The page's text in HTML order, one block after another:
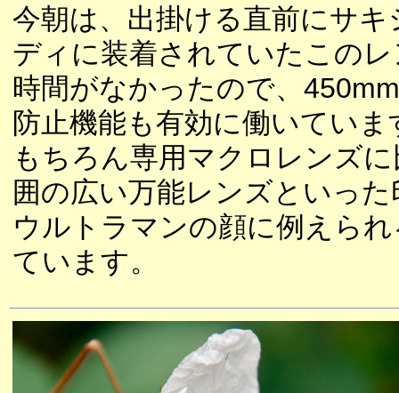
今朝は、出掛ける直前にサ
ディに装着されていたこの
時間がなかったので、
防止機能も有効に働いていま
もちろん専用マクロレンズ
囲の広い万能レンズといっ
ウルトラマンの顔に例えら
ています。